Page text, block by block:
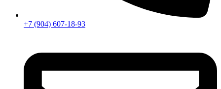
+7 (904) 607-18-93